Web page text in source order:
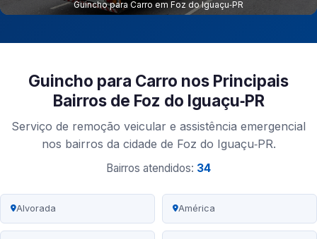
Guincho para Carro em Foz do Iguaçu‑PR
Guincho para Carro nos Principais
Bairros de Foz do Iguaçu‑PR
Serviço de remoção veicular e assistência emergencial
nos bairros da cidade de Foz do Iguaçu‑PR.
Bairros atendidos: 34
Alvorada América